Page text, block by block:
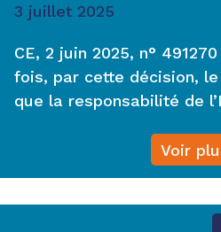
3 juillet 2025
CE, 2 juin 2025, n°
fois, par cette décision, le
que la responsabilité de
Voir